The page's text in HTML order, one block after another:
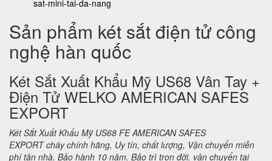
sat-mini-tai-da-nang
Sản phẩm két sắt điện tử công
nghệ hàn quốc
Két Sắt Xuất Khẩu Mỹ US68 Vân Tay +
Điện Tử WELKO AMERICAN SAFES
EXPORT
Két Sắt Xuất Khẩu Mỹ US68 FE AMERICAN SAFES
EXPORT cháy chính hãng, Uy tín, chất lượng, Vận chuyển miễn
phí tận nhà. Bảo hành 10 năm. Bảo trì trọn đời. vận chuyển tại